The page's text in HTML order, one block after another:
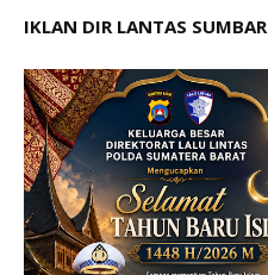
IKLAN DIR LANTAS SUMBAR